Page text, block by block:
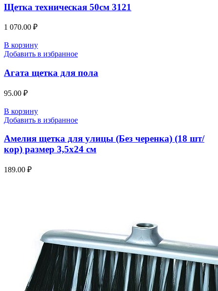
Щетка техническая 50см 3121
1 070.00 ₽
В корзину
Добавить в избранное
Агата щетка для пола
95.00 ₽
В корзину
Добавить в избранное
Амелия щетка для улицы (Без черенка) (18 шт/
кор) размер 3,5х24 см
189.00 ₽